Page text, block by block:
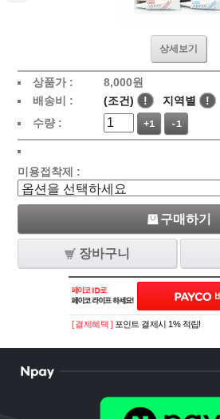
상세보기
상품가 : 8,000원
배송비 :
(조건) ! 지역별
!
수량 :
+1 -1
미용접착제 :
구매하기
장바구니
[ 결제혜택 ] 포인트 결제시 1% 적립!